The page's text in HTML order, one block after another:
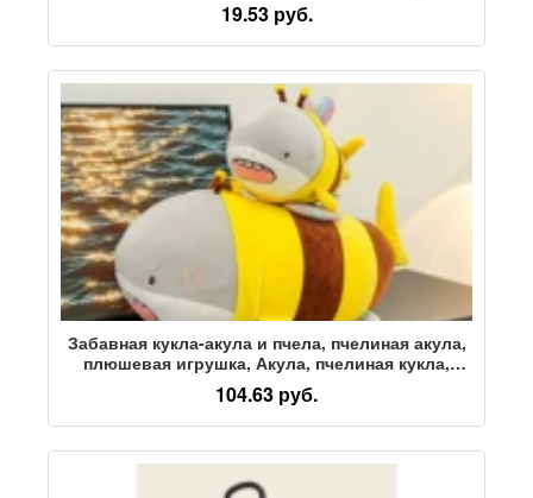
аксессуары
19.53 руб.
Забавная кукла-акула и пчела, пчелиная акула,
плюшевая игрушка, Акула, пчелиная кукла,
подушка для куклы, подарок
104.63 руб.